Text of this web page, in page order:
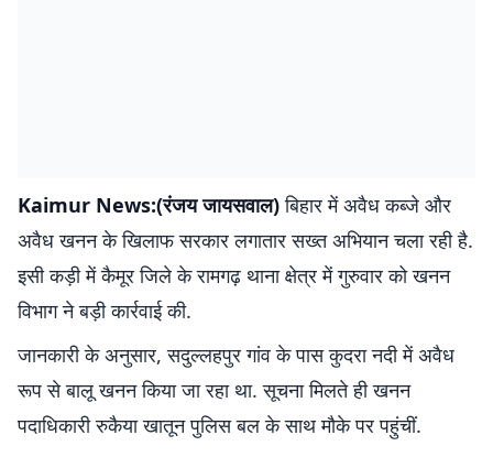
Kaimur News:(रंजय जायसवाल)बिहार में अवैध कब्जे और
अवैध खनन के खिलाफ सरकार लगातार सख्त अभियान चला रही है.
इसी कड़ी में कैमूर जिले के रामगढ़ थाना क्षेत्र में गुरुवार को खनन
विभाग ने बड़ी कार्रवाई की.
जानकारी के अनुसार, सदुल्लहपुर गांव के पास कुदरा नदी में अवैध
रूप से बालू खनन किया जा रहा था. सूचना मिलते ही खनन
पदाधिकारी रुकैया खातून पुलिस बल के साथ मौके पर पहुंचीं.